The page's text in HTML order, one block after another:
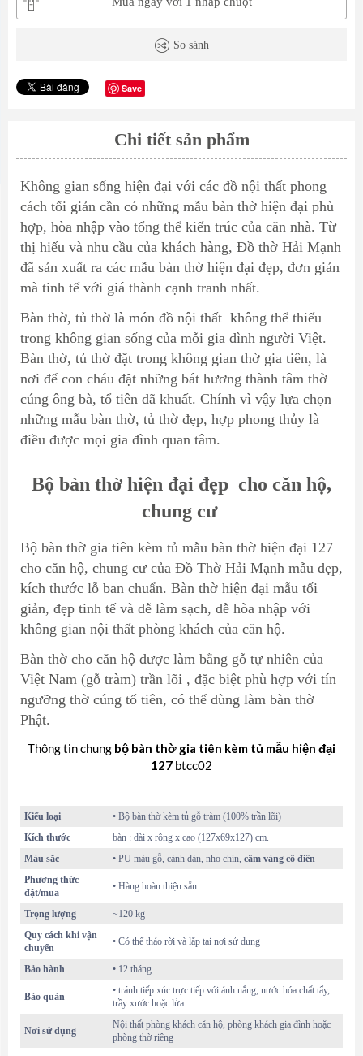
So sánh
Save
Chi tiết sản phẩm
Không gian sống hiện đại với các đồ nội thất phong
cách tối giản cần có những mẫu bàn thờ hiện đại phù
hợp, hòa nhập vào tổng thể kiến trúc của căn nhà. Từ
thị hiếu và nhu cầu của khách hàng, Đồ thờ Hải Mạnh
đã sản xuất ra các mẫu bàn thờ hiện đại đẹp, đơn giản
mà tinh tế với giá thành cạnh tranh nhất.
Bàn thờ, tủ thờ là món đồ nội thất không thể thiếu
trong không gian sống của mỗi gia đình người Việt.
Bàn thờ, tủ thờ đặt trong không gian thờ gia tiên, là
nơi để con cháu đặt những bát hương thành tâm thờ
cúng ông bà, tổ tiên đã khuất. Chính vì vậy lựa chọn
những mẫu bàn thờ, tủ thờ đẹp, hợp phong thủy là
điều được mọi gia đình quan tâm.
Bộ bàn thờ hiện đại đẹp cho căn hộ,
chung cư
Bộ bàn thờ gia tiên kèm tủ mẫu bàn thờ hiện đại 127
cho căn hộ, chung cư của Đồ Thờ Hải Mạnh mẫu đẹp,
kích thước lỗ ban chuẩn. Bàn thờ hiện đại mẫu tối
giản, đẹp tinh tế và dễ làm sạch, dễ hòa nhập với
không gian nội thất phòng khách của căn hộ.
Bàn thờ cho căn hộ được làm bằng gỗ tự nhiên của
Việt Nam (gỗ tràm) trần lõi , đặc biệt phù hợp với tín
ngưỡng thờ cúng tổ tiên, có thể dùng làm bàn thờ
Phật.
Thông tin chung bộ bàn thờ gia tiên kèm tủ mẫu hiện đại
127 btcc02
Kiểu loại
• Bộ bàn thờ kèm tủ gỗ tràm (100% trần lõi)
Kích thước
bàn : dài x rộng x cao (127x69x127) cm.
Màu sắc
• PU màu gỗ, cánh dán, nho chín, cầm vàng cổ điển
Phương thức
đặt/mua
• Hàng hoàn thiện sẵn
Trọng lượng
~120 kg
Quy cách khi vận
chuyển
• Có thể tháo rời và lắp tại nơi sử dụng
Bảo hành • 12 tháng
Bảo quản
• tránh tiếp xúc trực tiếp với ánh nắng, nước hóa chất tẩy,
trầy xước hoặc lửa
Nơi sử dụng
Nội thất phòng khách căn hộ, phòng khách gia đình hoặc
phòng thờ riêng